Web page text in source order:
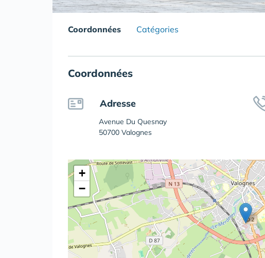
Coordonnées Catégories
Coordonnées
Adresse
Avenue Du Quesnay
50700 Valognes
+
−